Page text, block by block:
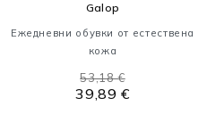
Galop
Ежедневни обувки от естествена
кожа
39,89 €
53,18 €